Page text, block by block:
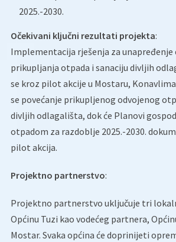
2025.-2030.
Očekivani ključni rezultati projekta:
Implementacija rješenja za unapređenje
prikupljanja otpada i sanaciju divljih
se kroz pilot akcije u Mostaru,
se povećanje prikupljenog odvojenog
divljih odlagališta, dok će Planovi
otpadom za razdoblje 2025.-2030.
pilot akcija.
Projektno partnerstvo:
Projektno partnerstvo uključuje tri
Općinu Tuzi kao vodećeg partnera,
Mostar. Svaka općina će doprinijeti